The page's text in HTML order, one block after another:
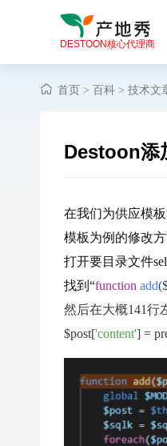
DESTOON核心代理商
首页 > 百科 > 技术文
Destoon添
在我们为供应模
模板为例的修改
打开要目录文件
找到“function add
然后在大概141行
$post['content'] =